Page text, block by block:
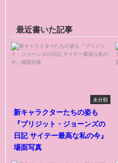
最近書いた記事
未分類
新キャラクターたちの姿も
『ブリジット・ジョーンズの
日記 サイテー最高な私の今』
場面写真